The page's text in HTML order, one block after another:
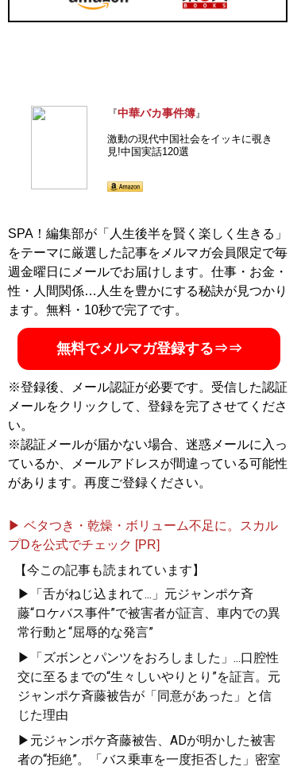
『中華バカ事件簿』
激動の現代中国社会をイッキに覗き
見!中国実話120選
SPA！編集部が「人生後半を賢く楽しく生きる」
をテーマに厳選した記事をメルマガ会員限定で毎
週金曜日にメールでお届けします。仕事・お金・
性・人間関係…人生を豊かにする秘訣が見つかり
ます。無料・10秒で完了です。
無料でメルマガ登録する⇒⇒
※登録後、メール認証が必要です。受信した認証
メールをクリックして、登録を完了させてくださ
い。
※認証メールが届かない場合、迷惑メールに入っ
ているか、メールアドレスが間違っている可能性
があります。再度ご登録ください。
▶ ベタつき・乾燥・ボリューム不足に。スカル
プDを公式でチェック [PR]
【今この記事も読まれています】
▶「舌がねじ込まれて...」元ジャンポケ斉
藤“ロケバス事件”で被害者が証言、車内での異
常行動と“屈辱的な発言”
▶「ズボンとパンツをおろしました」...口腔性
交に至るまでの“生々しいやりとり”を証言。元
ジャンポケ斉藤被告が「同意があった」と信
じた理由
▶元ジャンポケ斉藤被告、ADが明かした被害
者の“拒絶”。「バス乗車を一度拒否した」密室